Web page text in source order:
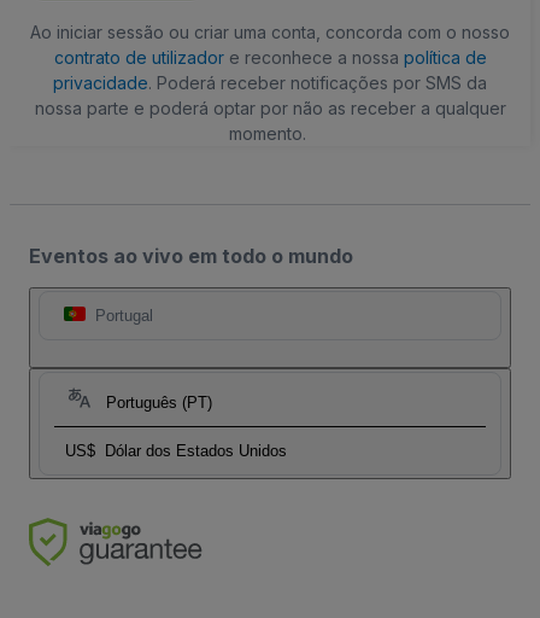
Ao iniciar sessão ou criar uma conta, concorda com o nosso
contrato de utilizadore reconhece a nossa política de
privacidade. Poderá receber notificações por SMS da
nossa parte e poderá optar por não as receber a qualquer
momento.
Eventos ao vivo em todo o mundo
Portugal
Português (PT)
US$ Dólar dos Estados Unidos